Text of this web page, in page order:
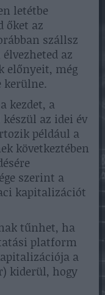
letétbe
őket az
szállsz
az
előnyeit, még
kerülne.
kezdet, a
az idei év
például a
következtében
szerint a
kapitalizációt
tűnhet, ha
platform
a
kiderül, hogy